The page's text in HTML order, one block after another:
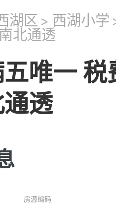
湖区 > 西湖小学
北通透
唯一
透
房源编码